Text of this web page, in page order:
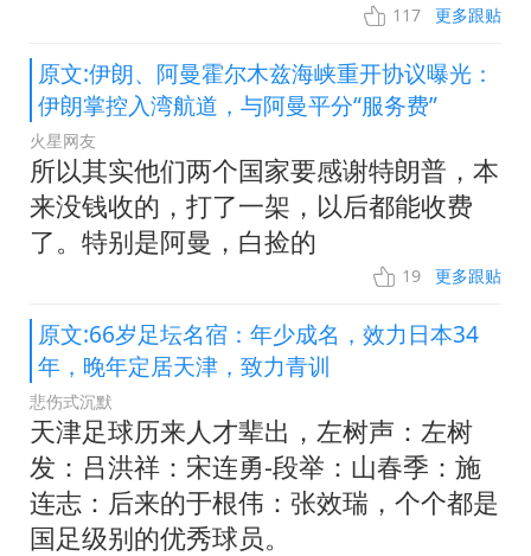
117 更多跟贴
原文:伊朗、阿曼霍尔木兹海峡重开协议曝光：
伊朗掌控入湾航道，与阿曼平分“服务费”
火星网友
所以其实他们两个国家要感谢特朗普，本
来没钱收的，打了一架，以后都能收费
了。特别是阿曼，白捡的
19 更多跟贴
原文:66岁足坛名宿：年少成名，效力日本34
年，晚年定居天津，致力青训
悲伤式沉默
天津足球历来人才辈出，左树声：左树
发：吕洪祥：宋连勇-段举：山春季：施
连志：后来的于根伟：张效瑞，个个都是
国足级别的优秀球员。